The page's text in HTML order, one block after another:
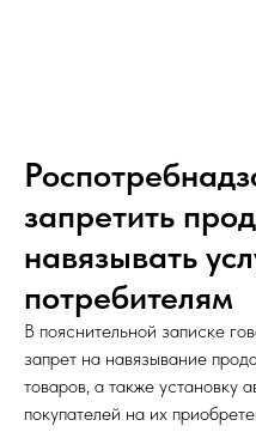
запретить
навязывать
потребителям
В пояснительной записке
запрет на навязывание
товаров, а также установку
покупателей на их